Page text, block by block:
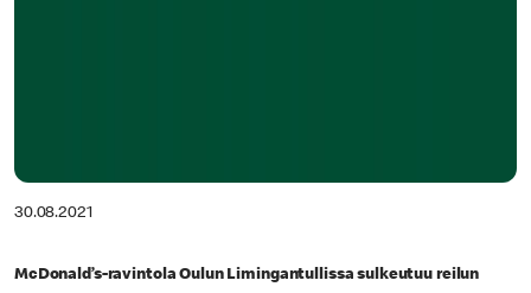
30.08.2021
McDonald’s-ravintola Oulun Limingantullissa sulkeutuu reilun